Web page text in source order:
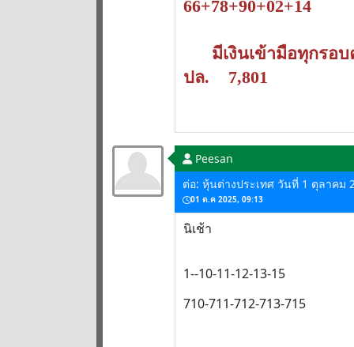
66+78+90+02+14
มีเงินเข้ามือทุกรอบ
ปล. 7,801
Peesan
ต่อ: หุ้นต่างประเทศ วันที่ 1 ตุลาคม
01 ต.ค 2025, 09:13
นิเช้า
1--10-11-12-13-15
710-711-712-713-715